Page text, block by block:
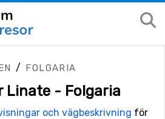
/ FOLGARIA
Linate - Folgaria
och vägbeskrivning för